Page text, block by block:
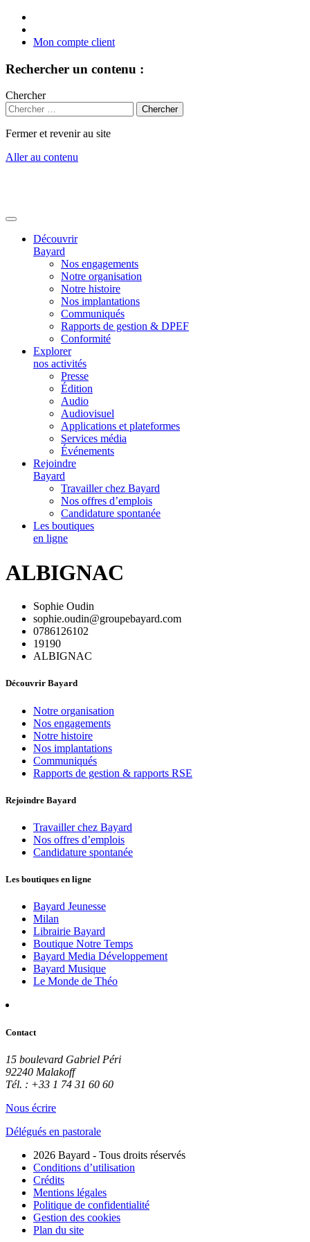
Mon compte client
Rechercher un contenu :
Chercher
Fermer et revenir au site
Aller au contenu
Découvrir
Bayard
Nos engagements
Notre organisation
Notre histoire
Nos implantations
Communiqués
Rapports de gestion & DPEF
Conformité
Explorer
nos activités
Presse
Édition
Audio
Audiovisuel
Applications et plateformes
Services média
Événements
Rejoindre
Bayard
Travailler chez Bayard
Nos offres d’emplois
Candidature spontanée
Les boutiques
en ligne
ALBIGNAC
Sophie Oudin
sophie.oudin@groupebayard.com
0786126102
19190
ALBIGNAC
Découvrir Bayard
Notre organisation
Nos engagements
Notre histoire
Nos implantations
Communiqués
Rapports de gestion & rapports RSE
Rejoindre Bayard
Travailler chez Bayard
Nos offres d’emplois
Candidature spontanée
Les boutiques en ligne
Bayard Jeunesse
Milan
Librairie Bayard
Boutique Notre Temps
Bayard Media Développement
Bayard Musique
Le Monde de Théo
Contact
15 boulevard Gabriel Péri
92240 Malakoff
Tél. : +33 1 74 31 60 60
Nous écrire
Délégués en pastorale
2026 Bayard - Tous droits réservés
Conditions d’utilisation
Crédits
Mentions légales
Politique de confidentialité
Gestion des cookies
Plan du site